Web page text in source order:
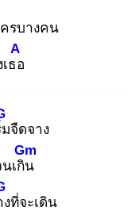
รบางคน
ธอ
A
จืดจาง
เกิน
Gm
ที่จะเดิน